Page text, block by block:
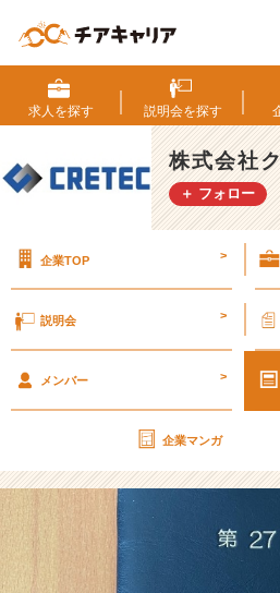
2
7
期
【社
外
秘】
画
o
【株
式
会
ク
求人を探す 説明会を探す
株式会社
＋ フォロー
企業TOP >
説明会 >
メンバー >
企業マンガ